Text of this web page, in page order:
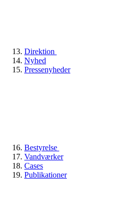
Direktion
Nyhed
Pressenyheder
Bestyrelse
Vandværker
Cases
Publikationer